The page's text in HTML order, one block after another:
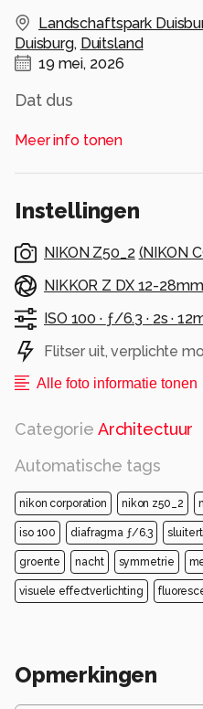
Landschaftspark
Duisburg, Duitsland
19 mei, 2026
Dat dus
Alle rechten voorbehouden
Meer info tonen
Instellingen
NIKON Z50_2 (NIKON
NIKKOR Z DX 12-
ISO 100 · ƒ/6.3 · 2s ·
Flitser uit, verplichte
Alle foto informatie tonen
Categorie Architectuur
Automatische tags
nikon corporation nikon z50_2
iso 100 diafragma ƒ/6.3
groente nacht symmetrie
visuele effectverlichting
Opmerkingen